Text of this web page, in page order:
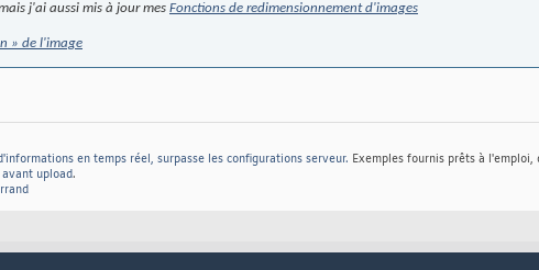
j'ai aussi mis à jour mes Fonctions de redimensionnement d'images
» de l'image
en temps réel, surpasse les configurations serveur. Exemples fournis prêts à l'emploi,
upload.